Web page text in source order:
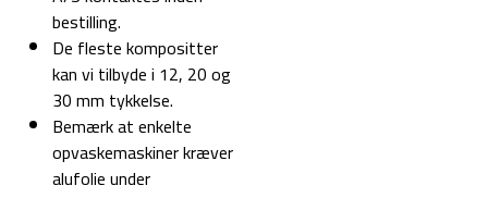
bestilling.
De fleste kompositter
kan vi tilbyde i 12, 20 og
30 mm tykkelse.
Bemærk at enkelte
opvaskemaskiner kræver
alufolie under